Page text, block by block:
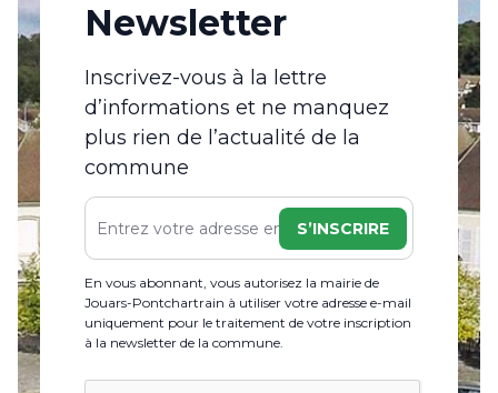
Newsletter
Inscrivez-vous à la lettre
d’informations et ne manquez
plus rien de l’actualité de la
commune
S’INSCRIRE
En vous abonnant, vous autorisez la mairie de
Jouars-Pontchartrain à utiliser votre adresse e-mail
uniquement pour le traitement de votre inscription
à la newsletter de la commune.